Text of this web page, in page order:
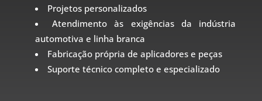
Projetos personalizados
Atendimento às exigências da indústria
automotiva e linha branca
Fabricação própria de aplicadores e peças
Suporte técnico completo e especializado